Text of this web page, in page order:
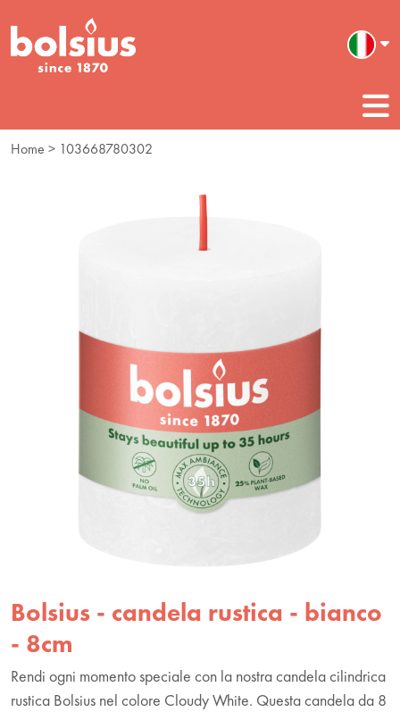
Home > 103668780302
Bolsius - candela rustica - bianco
- 8cm
Rendi ogni momento speciale con la nostra candela cilindrica
rustica Bolsius nel colore Cloudy White. Questa candela da 8